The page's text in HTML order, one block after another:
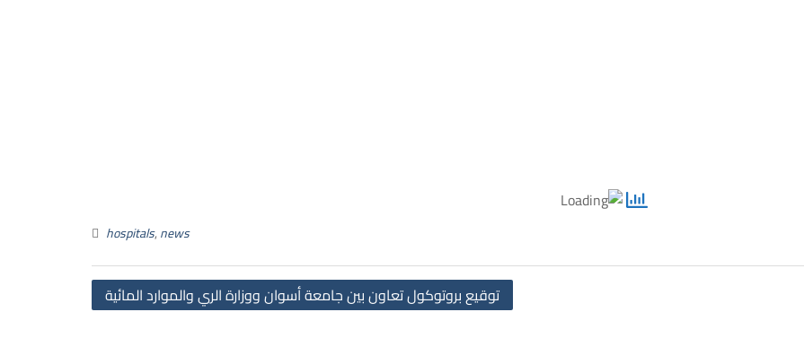
hospitals,news
توقيع بروتوكول تعاون بين جامعة أسوان ووزارة الري والموارد المائية